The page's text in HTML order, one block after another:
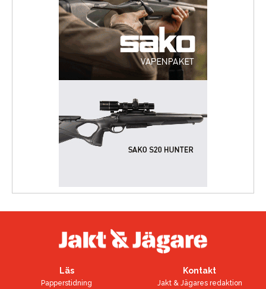
Läs
Papperstidning
Kontakt
Jakt & Jägares redaktion